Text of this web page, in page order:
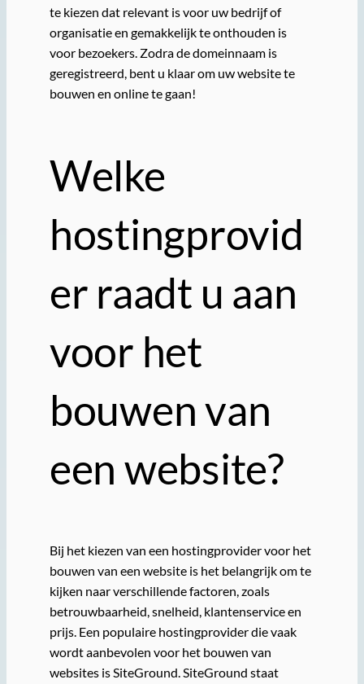
te kiezen dat relevant is voor uw bedrijf of
organisatie en gemakkelijk te onthouden is
voor bezoekers. Zodra de domeinnaam is
geregistreerd, bent u klaar om uw website te
bouwen en online te gaan!
Welke
hostingprovid
er raadt u aan
voor het
bouwen van
een website?
Bij het kiezen van een hostingprovider voor het
bouwen van een website is het belangrijk om te
kijken naar verschillende factoren, zoals
betrouwbaarheid, snelheid, klantenservice en
prijs. Een populaire hostingprovider die vaak
wordt aanbevolen voor het bouwen van
websites is SiteGround. SiteGround staat